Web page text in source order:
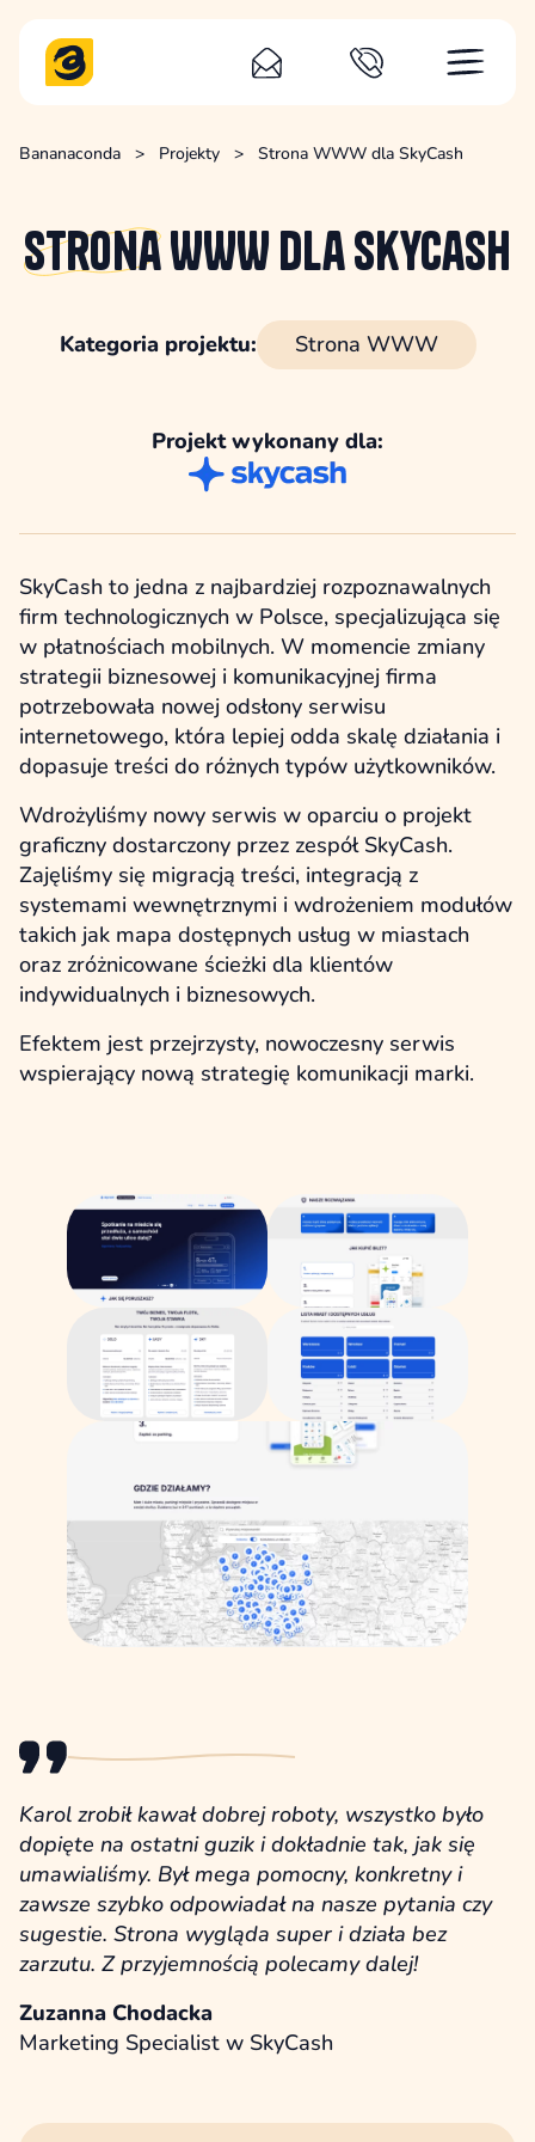
Bananaconda > Projekty > Strona WWW dla SkyCash
StronaWWW dla SkyCash
Kategoria projektu: Strona WWW
Projekt wykonany dla:
SkyCash to jedna z najbardziej rozpoznawalnych
firm technologicznych w Polsce, specjalizująca się
w płatnościach mobilnych. W momencie zmiany
strategii biznesowej i komunikacyjnej firma
potrzebowała nowej odsłony serwisu
internetowego, która lepiej odda skalę działania i
dopasuje treści do różnych typów użytkowników.
Wdrożyliśmy nowy serwis w oparciu o projekt
graficzny dostarczony przez zespół SkyCash.
Zajęliśmy się migracją treści, integracją z
systemami wewnętrznymi i wdrożeniem modułów
takich jak mapa dostępnych usług w miastach
oraz zróżnicowane ścieżki dla klientów
indywidualnych i biznesowych.
Efektem jest przejrzysty, nowoczesny serwis
wspierający nową strategię komunikacji marki.
Karol zrobił kawał dobrej roboty, wszystko było
dopięte na ostatni guzik i dokładnie tak, jak się
umawialiśmy. Był mega pomocny, konkretny i
zawsze szybko odpowiadał na nasze pytania czy
sugestie. Strona wygląda super i działa bez
zarzutu. Z przyjemnością polecamy dalej!
Zuzanna Chodacka
Marketing Specialist w SkyCash